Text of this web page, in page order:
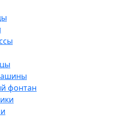
фонтан